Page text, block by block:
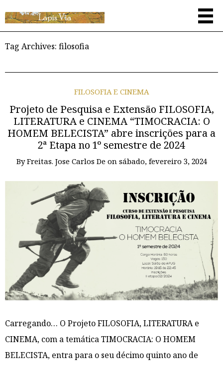
Tag Archives: filosofia
FILOSOFIA E CINEMA
Projeto de Pesquisa e Extensão FILOSOFIA,
LITERATURA e CINEMA “TIMOCRACIA: O
HOMEM BELECISTA” abre inscrições para a
2ª Etapa no 1º semestre de 2024
ByFreitas. Jose Carlos De on sábado, fevereiro 3, 2024
Carregando… O Projeto FILOSOFIA, LITERATURA e
CINEMA, com a temática TIMOCRACIA: O HOMEM
BELECISTA, entra para o seu décimo quinto ano de